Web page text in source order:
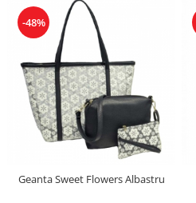
-48%
Geanta Sweet Flowers Albastru